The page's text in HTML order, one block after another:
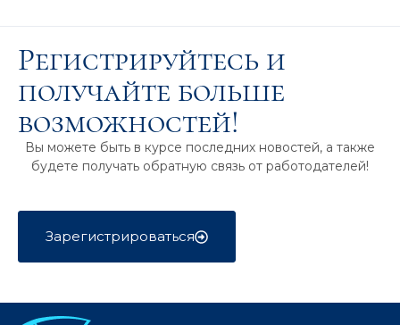
Регистрируйтесь и
получайте больше
возможностей!
Вы можете быть в курсе последних новостей, а также
будете получать обратную связь от работодателей!
Зарегистрироваться